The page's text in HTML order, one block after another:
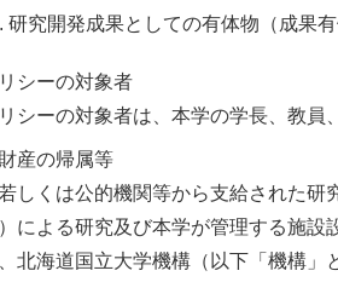
研究開発成果としての有体物（成果有
シーの対象者
シーの対象者は、本学の学長、教員
産の帰属等
しくは公的機関等から支給された研
による研究及び本学が管理する施
北海道国立大学機構（以下「機構